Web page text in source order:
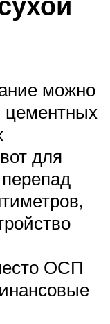
можно
для
ОСП